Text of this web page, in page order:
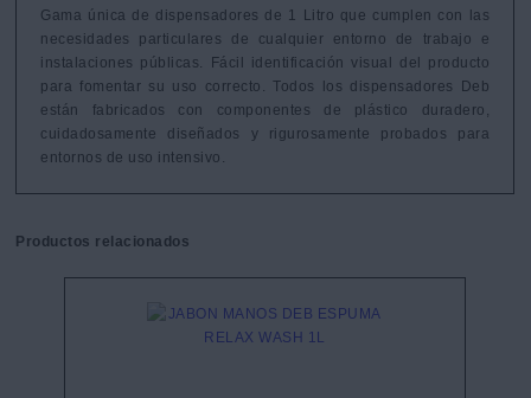
Gama única de dispensadores de 1 Litro que cumplen con las
necesidades particulares de cualquier entorno de trabajo e
instalaciones públicas. Fácil identificación visual del producto
para fomentar su uso correcto. Todos los dispensadores Deb
están fabricados con componentes de plástico duradero,
cuidadosamente diseñados y rigurosamente probados para
entornos de uso intensivo.
Productos relacionados